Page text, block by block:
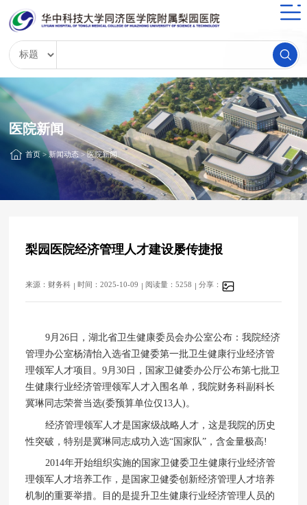
医院新闻
首页>新闻动态>医院新闻
梨园医院经济管理人才建设屡传捷报
来源：财务科 时间：2025-10-09 阅读量：5258 分享：
9月26日，湖北省卫生健康委员会办公室公布：我院经济
管理办公室杨清怡入选省卫健委第一批卫生健康行业经济管
理领军人才项目。9月30日，国家卫健委办公厅公布第七批卫
生健康行业经济管理领军人才入围名单，我院财务科副科长
冀琳同志荣誉当选(委预算单位仅13人)。
经济管理领军人才是国家级战略人才，这是我院的历史
性突破，特别是冀琳同志成功入选“国家队”，含金量极高!
2014年开始组织实施的国家卫健委卫生健康行业经济管
理领军人才培养工作，是国家卫健委创新经济管理人才培养
机制的重要举措。目的是提升卫生健康行业经济管理人员的